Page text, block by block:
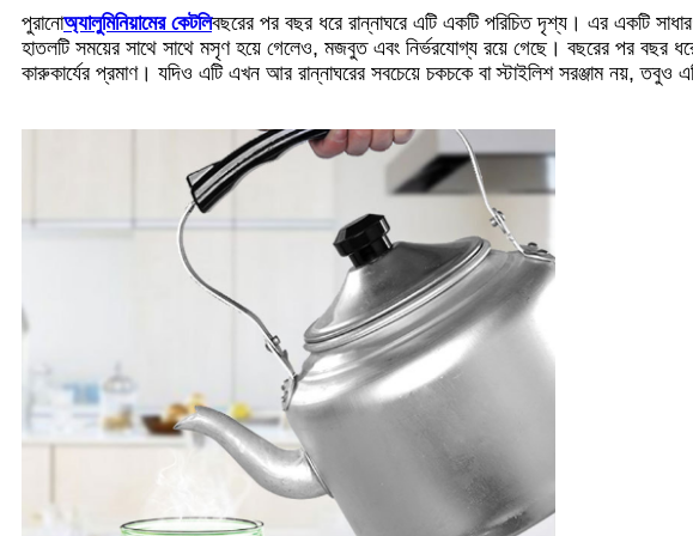
পুরানোঅ্যালুমিনিয়ামের কেটলিবছরের পর বছর ধরে রান্নাঘরে এটি একটি পরিচিত দৃশ্য। এর একটি
হাতলটি সময়ের সাথে সাথে মসৃণ হয়ে গেলেও, মজবুত এবং নির্ভরযোগ্য রয়ে গেছে। বছরের পর বছর
কারুকার্যের প্রমাণ। যদিও এটি এখন আর রান্নাঘরের সবচেয়ে চকচকে বা স্টাইলিশ সরঞ্জাম নয়, তবুও